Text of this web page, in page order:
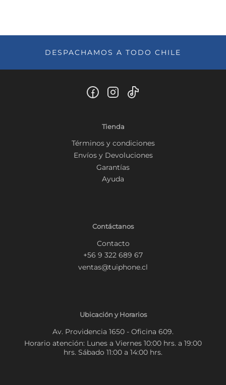
DESPACHAMOS A TODO CHILE
Tienda
Términos y condiciones
Envíos y Devoluciones
Garantías
Ayuda
Contáctanos
Contacto
+56 9 322 689 67
ventas@tuiphone.cl
Ubicación y Horarios
Av. Providencia 1650 - Oficina 609.
Horario atención: Lunes a Viernes 10:00 hrs. a 19:00
hrs. Sábado 11:00 a 14:00 hrs.